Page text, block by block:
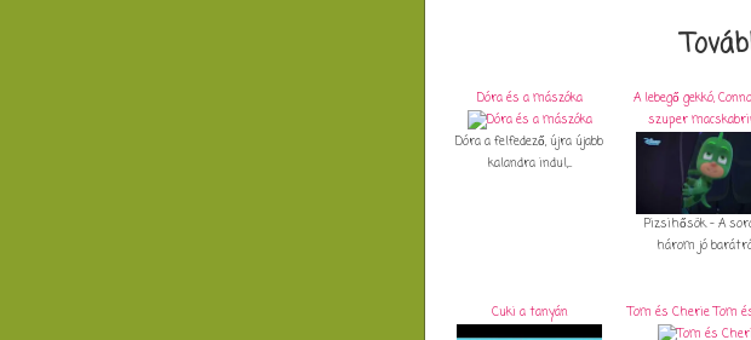
Dóra és a mászóka
Dóra a felfedező, újra újabb
kalandra indul,...
A lebegő gekkó,
szuper
Pizsihősök - A
három jó
Cuki a tanyán Tom és Cherie Tom